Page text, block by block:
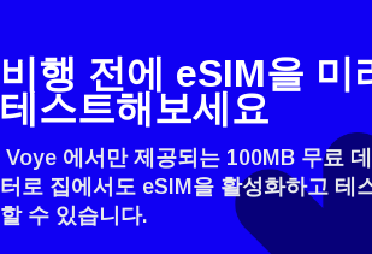
How do I get my eSim?
비행 전에 eSIM을 미
테스트해보세요
Voye 에서만 제공되는 100MB 무료
터로 집에서도 eSIM을 활성화하고 테
할 수 있습니다.
로그